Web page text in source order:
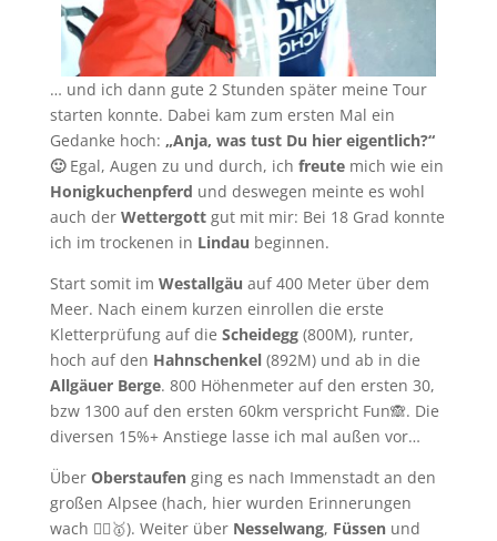
… und ich dann gute 2 Stunden später meine Tour
starten konnte. Dabei kam zum ersten Mal ein
Gedanke hoch: „Anja, was tust Du hier eigentlich?“
🙂Egal, Augen zu und durch, ich freute mich wie ein
Honigkuchenpferd und deswegen meinte es wohl
auch der Wettergott gut mit mir: Bei 18 Grad konnte
ich im trockenen in Lindau beginnen.
Start somit im Westallgäu auf 400 Meter über dem
Meer. Nach einem kurzen einrollen die erste
Kletterprüfung auf die Scheidegg(800M), runter,
hoch auf den Hahnschenkel (892M) und ab in die
Allgäuer Berge. 800 Höhenmeter auf den ersten 30,
bzw 1300 auf den ersten 60km verspricht Fun🙈. Die
diversen 15%+ Anstiege lasse ich mal außen vor…
Über Oberstaufenging es nach Immenstadt an den
großen Alpsee (hach, hier wurden Erinnerungen
wach 🏃‍♀️🥇). Weiter über Nesselwang, Füssenund